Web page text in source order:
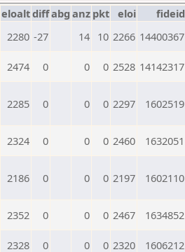
eloaltdiffabg anz pkt eloi fideid
2280 -27 14 10 2266 14400367
2474 0 0 0 2528 14142317
2285 0 0 0 2297 1602519
2324 0 0 0 2460 1632051
2186 0 0 0 2197 1602110
2352 0 0 0 2467 1634852
2328 0 0 0 2320 1606212